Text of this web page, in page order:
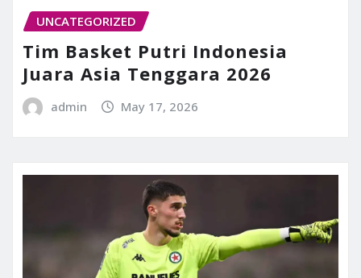
UNCATEGORIZED
Tim Basket Putri Indonesia
Juara Asia Tenggara 2026
admin May 17, 2026